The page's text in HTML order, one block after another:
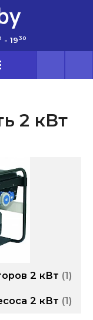
- 1930
2 кВт
2 кВт 1
2 кВт 1